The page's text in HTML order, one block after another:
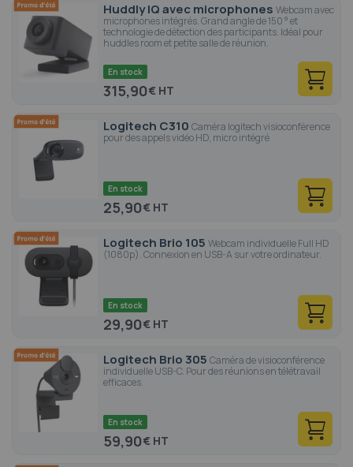
Huddly IQ avec microphones Webcam avec
microphones intégrés. Grand angle de 150 ° et
technologie de détection des participants. Idéal pour
huddles room et petite salle de réunion.
En stock
315,90€
Logitech C310 Caméra logitech visioconférence
pour des appels vidéo HD, micro intégré
En stock
25,90€
Logitech Brio 105 Webcam individuelle Full HD
(1080p). Connexion en USB-A sur votre ordinateur.
En stock
29,90€
Logitech Brio 305 Caméra de visioconférence
individuelle USB-C. Pour des réunions en télétravail
efficaces.
En stock
59,90€